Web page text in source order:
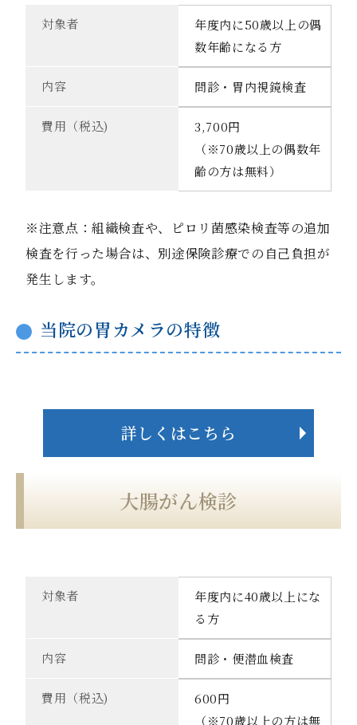
対象者
年度内に50歳以上の偶
数年齢になる方
内容 問診・胃内視鏡検査
費用（税込)
3,700円
（※70歳以上の偶数年
齢の方は無料）
※注意点：組織検査や、ピロリ菌感染検査等の追加
検査を行った場合は、別途保険診療での自己負担が
発生します。
当院の胃カメラの特徴
詳しくはこちら
大腸がん検診
対象者
年度内に40歳以上にな
る方
内容 問診・便潜血検査
費用（税込)
600円
（※70歳以上の方は無